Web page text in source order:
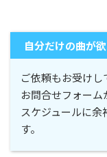
自分だけの曲が
ご依頼もお受けし
お問合せフォーム
スケジュールに
す。